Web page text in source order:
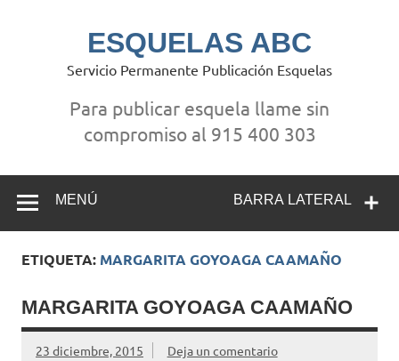
ESQUELAS ABC
Servicio Permanente Publicación Esquelas
Para publicar esquela llame sin
compromiso al 915 400 303
BARRA LATERAL
MENÚ
ETIQUETA: MARGARITA GOYOAGA CAAMAÑO
MARGARITA GOYOAGA CAAMAÑO
23 diciembre, 2015 Deja un comentario